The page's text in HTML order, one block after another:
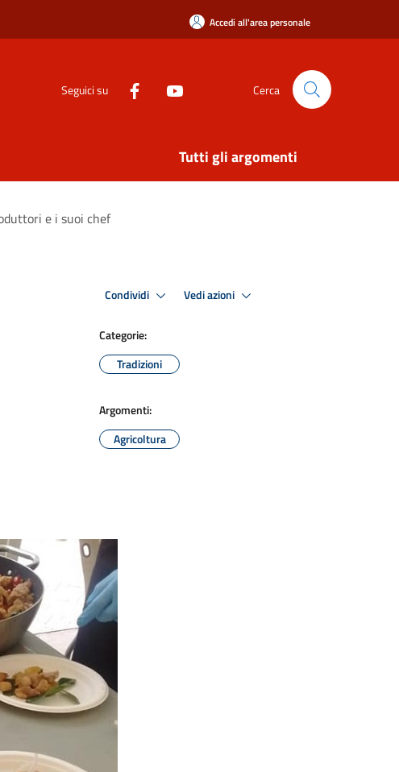
Accedi all'area personale
Seguici su Cerca
Tutti gli argomenti
e i suoi chef
Condividi Vedi azioni
Categorie:
Tradizioni
Argomenti:
Agricoltura